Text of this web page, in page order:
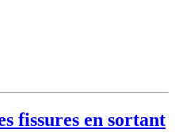
fissures en sortant